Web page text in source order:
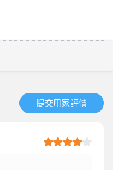
提交用家評價​